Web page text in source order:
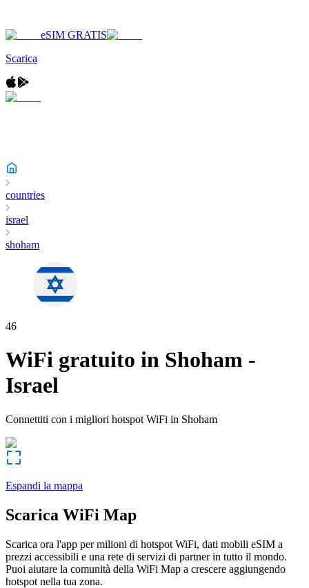
eSIM GRATIS
Scarica
countries
israel
shoham
46
WiFi gratuito in Shoham -
Israel
Connettiti con i migliori hotspot WiFi in Shoham
Espandi la mappa
Scarica WiFi Map
Scarica ora l'app per milioni di hotspot WiFi, dati mobili eSIM a
prezzi accessibili e una rete di servizi di partner in tutto il mondo.
Puoi aiutare la comunità della WiFi Map a crescere aggiungendo
hotspot nella tua zona.